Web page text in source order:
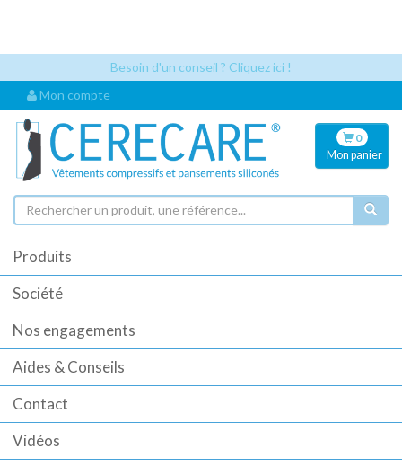
Besoin d'un conseil ? Cliquez ici !
Mon compte
0
Mon panier
Produits
Société
Nos engagements
Aides & Conseils
Contact
Vidéos